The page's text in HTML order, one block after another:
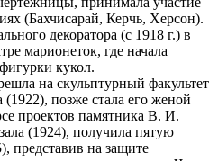
(Бахчисарай, Керчь, Херсон).
декоратора (с 1918 г.) в
марионеток, где начала
кукол.
на скульптурный факультет
позже стала его женой
проектов памятника В. И.
(1924), получила пятую
на защите